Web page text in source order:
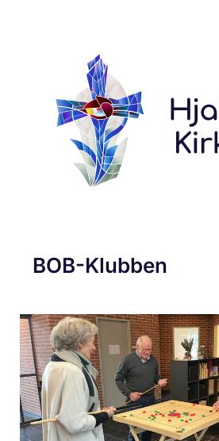
BOB-Klubben